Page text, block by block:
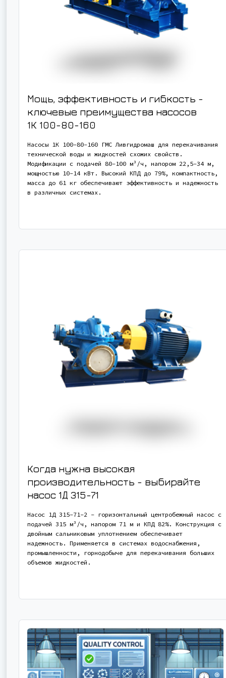
Мощь, эффективность и гибкость -
ключевые преимущества насосов
1К 100-80-160
Насосы 1К 100-80-160 ГМС Ливгидромаш для перекачивания
технической воды и жидкостей схожих свойств.
Модификации с подачей 80-100 м³/ч, напором 22,5-34 м,
мощностью 10-14 кВт. Высокий КПД до 79%, компактность,
масса до 61 кг обеспечивают эффективность и надежность
в различных системах.
Когда нужна высокая
производительность - выбирайте
насос 1Д 315-71
Насос 1Д 315-71-2 - горизонтальный центробежный насос с
подачей 315 м³/ч, напором 71 м и КПД 82%. Конструкция с
двойным сальниковым уплотнением обеспечивает
надежность. Применяется в системах водоснабжения,
промышленности, горнодобыче для перекачивания больших
объемов жидкостей.